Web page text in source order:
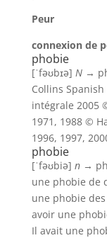
Peur
connexion de
phobie
[ˈfəʊbɪə] N→
Collins
intégrale 2005
1971, 1988 ©
1996, 1997,
phobie
[ˈfəʊbiə] n→
une phobie de
une phobie
avoir une
Il avait une